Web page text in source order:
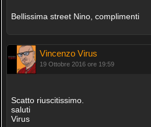
Bellissima street Nino, complimenti
Vincenzo Virus
19 Ottobre 2016 ore 19:59
Scatto riuscitissimo.
saluti
Virus